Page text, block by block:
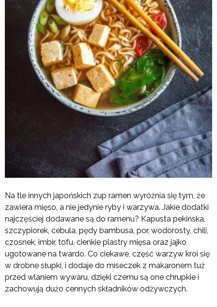
Na tle innych japońskich zup ramen wyróżnia się tym, że
zawiera mięso, a nie jedynie ryby i warzywa. Jakie dodatki
najczęściej dodawane są do ramenu? Kapusta pekińska,
szczypiorek, cebula, pędy bambusa, por, wodorosty, chili,
czosnek, imbir, tofu, cienkie plastry mięsa oraz jajko
ugotowane na twardo. Co ciekawe, część warzyw kroi się
w drobne słupki, i dodaje do miseczek z makaronem tuż
przed wlaniem wywaru, dzięki czemu są one chrupkie i
zachowują dużo cennych składników odżywczych.